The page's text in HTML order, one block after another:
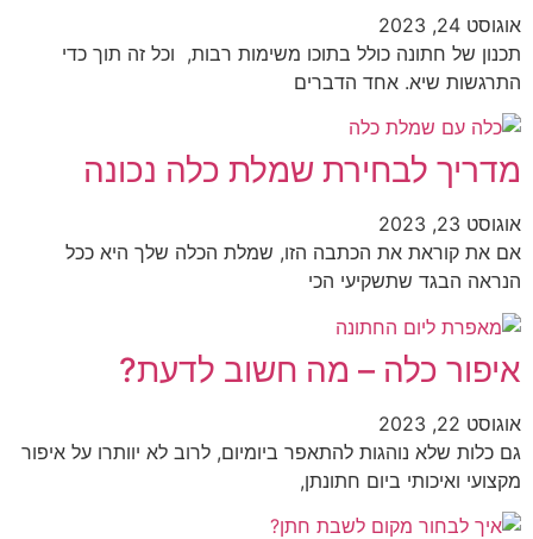
אוגוסט 24, 2023
תכנון של חתונה כולל בתוכו משימות רבות, וכל זה תוך כדי
התרגשות שיא. אחד הדברים
מדריך לבחירת שמלת כלה נכונה
אוגוסט 23, 2023
אם את קוראת את הכתבה הזו, שמלת הכלה שלך היא ככל
הנראה הבגד שתשקיעי הכי
איפור כלה – מה חשוב לדעת?
אוגוסט 22, 2023
גם כלות שלא נוהגות להתאפר ביומיום, לרוב לא יוותרו על איפור
מקצועי ואיכותי ביום חתונתן,